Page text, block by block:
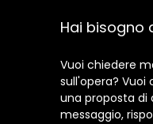
Hai bisogno
Vuoi chiedere
sull'opera? Vuoi
una proposta di
messaggio,